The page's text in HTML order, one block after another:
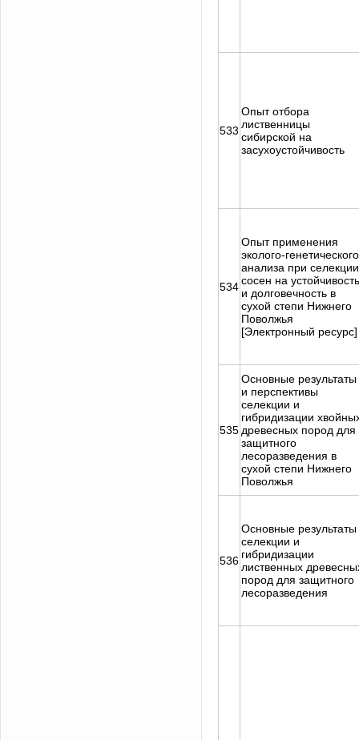
533
Опыт отбора
лиственницы
сибирской на
засухоустойчивость
534
Опыт применения
эколого-генетического
анализа при селекции
сосен на устойчивость
и долговечность в
сухой степи Нижнего
Поволжья
[Электронный ресурс]
535
Основные результаты
и перспективы
селекции и
гибридизации
древесных пород для
защитного
лесоразведения в
сухой степи Нижнего
Поволжья
536
Основные результаты
селекции и
гибридизации
лиственных
пород для защитного
лесоразведения